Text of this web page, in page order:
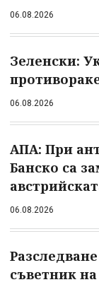
06.08.2026
Зеленски:
06.08.2026
АПА: При
Банско са
06.08.2026
съветник